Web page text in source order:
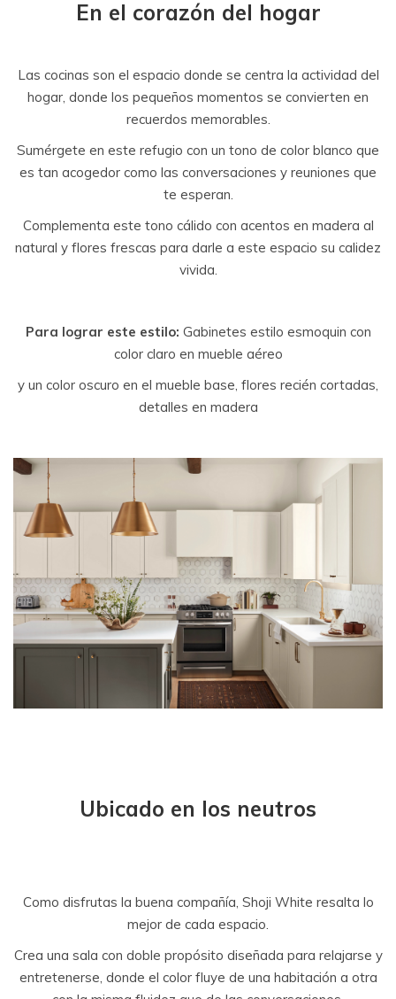
En el corazón del hogar
Las cocinas son el espacio donde se centra la actividad del
hogar, donde los pequeños momentos se convierten en
recuerdos memorables.
Sumérgete en este refugio con un tono de color blanco que
es tan acogedor como las conversaciones y reuniones que
te esperan.
Complementa este tono cálido con acentos en madera al
natural y flores frescas para darle a este espacio su calidez
vivida.
Para lograr este estilo: Gabinetes estilo esmoquin con
color claro en mueble aéreo
y un color oscuro en el mueble base, flores recién cortadas,
detalles en madera
Ubicado en los neutros
Como disfrutas la buena compañía, Shoji White resalta lo
mejor de cada espacio.
Crea una sala con doble propósito diseñada para relajarse y
entretenerse, donde el color fluye de una habitación a otra